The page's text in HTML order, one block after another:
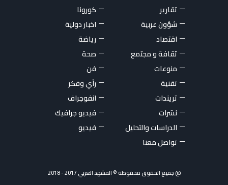
تقارير
كورونا
شؤون عربية
اخبار دولية
اقتصاد
رياضة
ثقافة و مجتمع
صحة
منوعات
فن
تقنية
رأي وفكر
تريندات
انفوجراف
نشرات
فيديو جرافيك
الدراسات والتحليل
فيديو
تواصل معنا
@ جميع الحقوق محفوظة © المشهد العربي 2017 - 2018